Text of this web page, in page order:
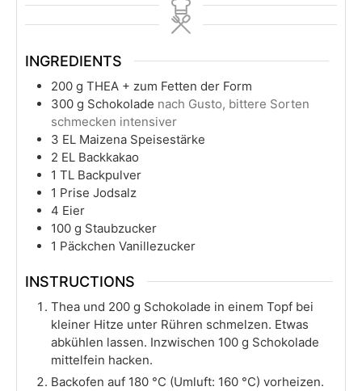
INGREDIENTS
200 g THEA + zum Fetten der Form
300 g Schokolade nach Gusto, bittere Sorten
schmecken intensiver
3 EL Maizena Speisestärke
2 EL Backkakao
1 TL Backpulver
1 Prise Jodsalz
4 Eier
100 g Staubzucker
1 Päckchen Vanillezucker
INSTRUCTIONS
Thea und 200 g Schokolade in einem Topf bei
kleiner Hitze unter Rühren schmelzen. Etwas
abkühlen lassen. Inzwischen 100 g Schokolade
mittelfein hacken.
Backofen auf 180 °C (Umluft: 160 °C) vorheizen.